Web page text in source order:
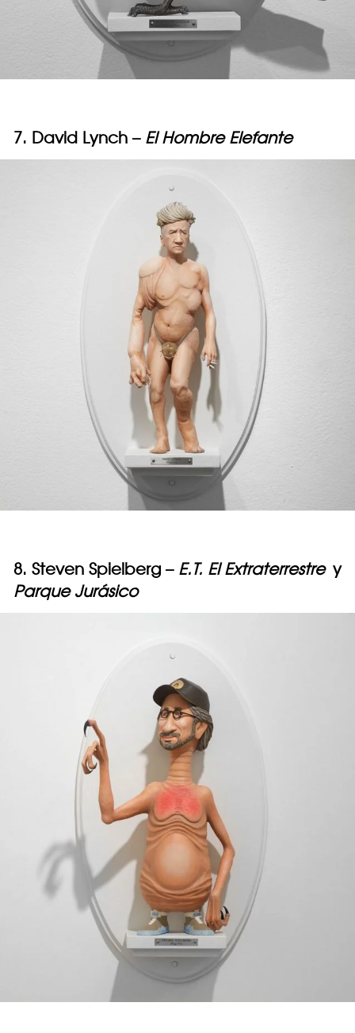
7. David Lynch – El Hombre Elefante
8. Steven Spielberg – E.T. El Extraterrestre y
Parque Jurásico